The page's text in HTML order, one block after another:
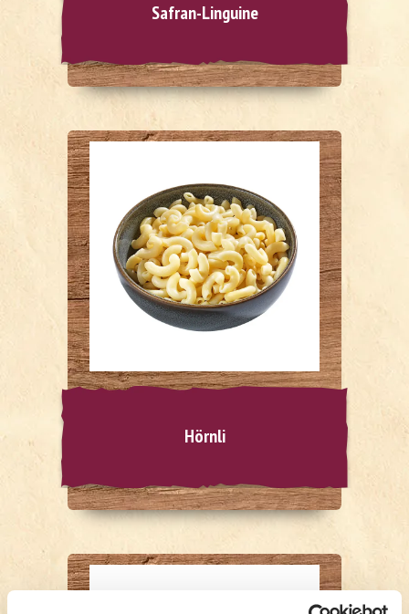
Safran-Linguine
Hörnli